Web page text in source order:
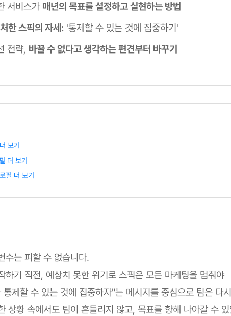
서비스가 매년의 목표를 설정하고 실현하는 방법
한 스픽의 자세: '통제할 수 있는 것에 집중하기'
전략, 바꿀 수 없다고 생각하는 편견부터 바꾸기
보기
더 보기
필 더 보기
수는 피할 수 없습니다.
하기 직전, 예상치 못한 위기로 스픽은 모든 마케팅을 멈춰야
제할 수 있는 것에 집중하자"는 메시지를 중심으로 팀은 다시
상황 속에서도 팀이 흔들리지 않고, 목표를 향해 나아갈 수 있